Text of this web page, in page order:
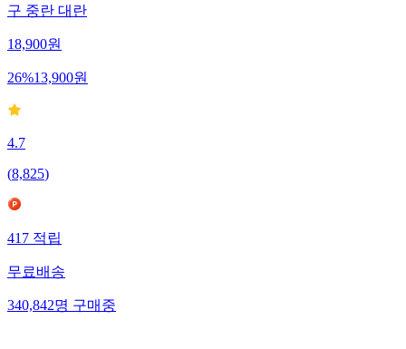
구 중란 대란
18,900원
26%13,900원
4.7
(8,825)
417 적립
무료배송
340,842명 구매중